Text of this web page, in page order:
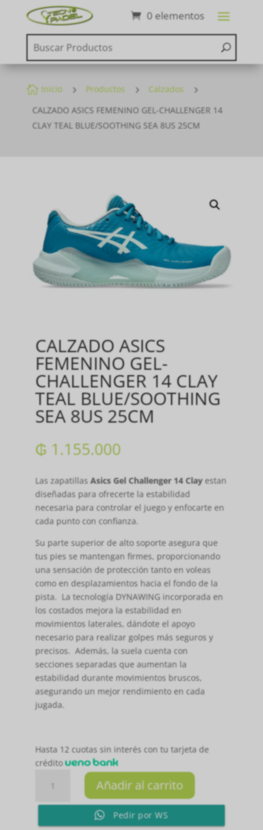
0 elementos
 Inicio 5 Productos 5 Calzados 5
CALZADO ASICS FEMENINO GEL-CHALLENGER 14
CLAY TEAL BLUE/SOOTHING SEA 8US 25CM
CALZADO ASICS
FEMENINO GEL-
CHALLENGER 14 CLAY
TEAL BLUE/SOOTHING
SEA 8US 25CM
₲ 1.155.000
Las zapatillas Asics Gel Challenger 14 Clayestan
diseñadas para ofrecerte la estabilidad
necesaria para controlar el juego y enfocarte en
cada punto con confianza.
Su parte superior de alto soporte asegura que
tus pies se mantengan firmes, proporcionando
una sensación de protección tanto en voleas
como en desplazamientos hacia el fondo de la
pista. La tecnología DYNAWING incorporada en
los costados mejora la estabilidad en
movimientos laterales, dándote el apoyo
necesario para realizar golpes más seguros y
precisos. Además, la suela cuenta con
secciones separadas que aumentan la
estabilidad durante movimientos bruscos,
asegurando un mejor rendimiento en cada
jugada.
Hasta 12 cuotas sin interés con tu tarjeta de
crédito
ASICS
FEMENINO
Añadir al carrito
Pedir por WS